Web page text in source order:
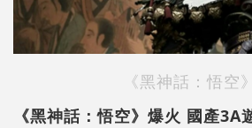
《黑神話：悟空
《黑神話：悟空》爆火 國產3A